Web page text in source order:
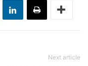
Next article